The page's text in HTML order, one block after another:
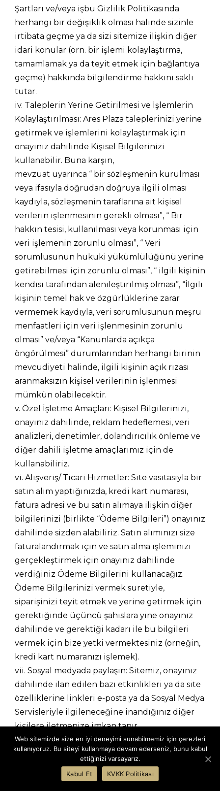
Şartları ve/veya işbu Gizlilik Politikasında
herhangi bir değişiklik olması halinde sizinle
irtibata geçme ya da sizi sitemize ilişkin diğer
idari konular (örn. bir işlemi kolaylaştırma,
tamamlamak ya da teyit etmek için bağlantıya
geçme) hakkında bilgilendirme hakkını saklı
tutar.
iv. Taleplerin Yerine Getirilmesi ve İşlemlerin
Kolaylaştırılması: Ares Plaza taleplerinizi yerine
getirmek ve işlemlerini kolaylaştırmak için
onayınız dahilinde Kişisel Bilgilerinizi
kullanabilir. Buna karşın,
mevzuat uyarınca “ bir sözleşmenin kurulması
veya ifasıyla doğrudan doğruya ilgili olması
kaydıyla, sözleşmenin taraflarına ait kişisel
verilerin işlenmesinin gerekli olması”, “ Bir
hakkın tesisi, kullanılması veya korunması için
veri işlemenin zorunlu olması”, “ Veri
sorumlusunun hukuki yükümlülüğünü yerine
getirebilmesi için zorunlu olması”, “ ilgili kişinin
kendisi tarafından alenileştirilmiş olması”, “İlgili
kişinin temel hak ve özgürlüklerine zarar
vermemek kaydıyla, veri sorumlusunun meşru
menfaatleri için veri işlenmesinin zorunlu
olması” ve/veya “Kanunlarda açıkça
öngörülmesi” durumlarından herhangi birinin
mevcudiyeti halinde, ilgili kişinin açık rızası
aranmaksızın kişisel verilerinin işlenmesi
mümkün olabilecektir.
v. Özel İşletme Amaçları: Kişisel Bilgilerinizi,
onayınız dahilinde, reklam hedeflemesi, veri
analizleri, denetimler, dolandırıcılık önleme ve
diğer dahili işletme amaçlarımız için de
kullanabiliriz.
vi. Alışveriş/ Ticari Hizmetler: Site vasıtasıyla bir
satın alım yaptığınızda, kredi kart numarası,
fatura adresi ve bu satın alımaya ilişkin diğer
bilgilerinizi (birlikte “Ödeme Bilgileri”) onayınız
dahilinde sizden alabiliriz. Satın alımınızı size
faturalandırmak için ve satın alma işleminizi
gerçekleştirmek için onayınız dahilinde
verdiğiniz Ödeme Bilgilerini kullanacağız.
Ödeme Bilgilerinizi vermek suretiyle,
siparişinizi teyit etmek ve yerine getirmek için
gerektiğinde üçüncü şahıslara yine onayınız
dahilinde ve gerektiği kadarı ile bu bilgileri
vermek için bize yetki vermektesiniz (örneğin,
kredi kart numaranızı işlemek).
vii. Sosyal medyada paylaşın: Sitemiz, onayınız
dahilinde ilan edilen bazı etkinlikleri ya da site
özelliklerine linkleri e-posta ya da Sosyal Medya
Servisleriyle ilgileneceğine inandığınız diğer
kişilere iletmenize imkan tanır.
viii. Bülten Aboneliği: Sitemiz, onayınız
dahilinde ilan edilen bazı etkinlikleri,
promosyonları ya da hizmetlerimizin
özelliklerini anlatan metinleri ve linkleri e-
Web sitemizde size en iyi deneyimi sunabilmemiz için çerezleri
kullanıyoruz. Bu siteyi kullanmaya devam ederseniz, bunu kabul
ettiğinizi varsayarız.
Kabul Et
KVKK Politikası